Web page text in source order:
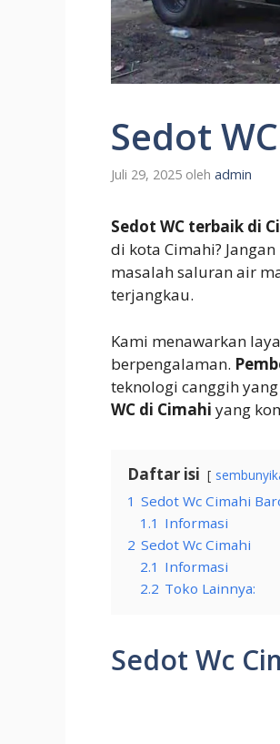
Sedot
Juli 29, 2025 oleh admin
Sedot WC terbaik di
di kota Cimahi?
masalah saluran air
terjangkau.
Kami menawarkan
berpengalaman.
teknologi canggih
WC di Cimahi yang
Daftar isi
1 Sedot Wc Cimahi
1.1 Informasi
2 Sedot Wc Cimahi
2.1 Informasi
2.2 Toko Lainnya:
Sedot Wc